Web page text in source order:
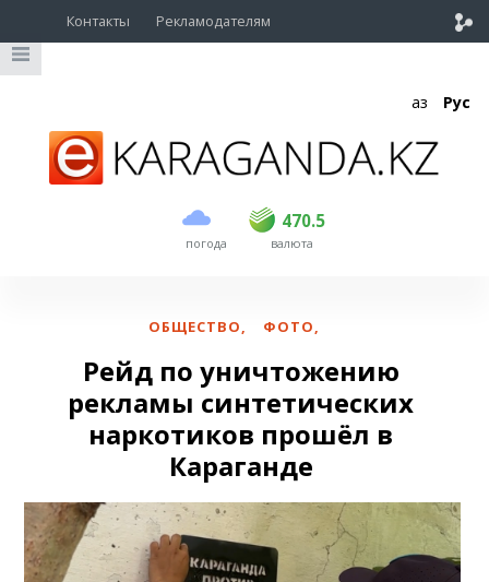
Контакты Рекламодателям
Қаз Рус
погода
470.5
USD 469 470.5
EUR валюта
ОБЩЕСТВО, ФОТО,
Рейд по уничтожению
рекламы синтетических
наркотиков прошёл в
Караганде